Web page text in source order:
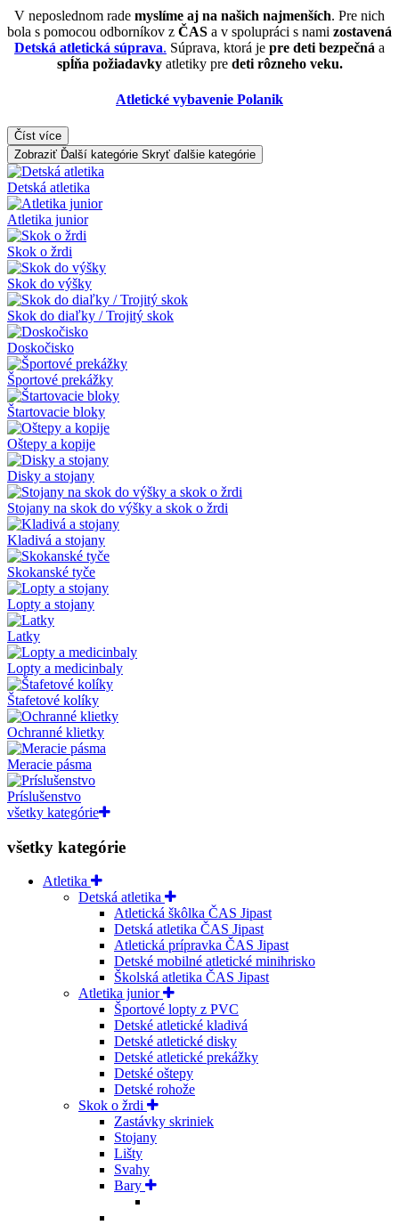
V neposlednom rade myslíme aj na našich najmenších. Pre nich
bola s pomocou odborníkov z ČAS a v spolupráci s nami zostavená
Detská atletická súprava. Súprava, ktorá je pre deti bezpečná a
spĺňa požiadavkyatletiky pre deti rôzneho veku.
Atletické vybavenie Polanik
Číst více
Zobraziť Ďalší kategórie Skryť ďalšie kategórie
Detská atletika
Atletika junior
Skok o žrdi
Skok do výšky
Skok do diaľky / Trojitý skok
Doskočisko
Športové prekážky
Štartovacie bloky
Oštepy a kopije
Disky a stojany
Stojany na skok do výšky a skok o žrdi
Kladivá a stojany
Skokanské tyče
Lopty a stojany
Latky
Lopty a medicinbaly
Štafetové kolíky
Ochranné klietky
Meracie pásma
Príslušenstvo
všetky kategórie
všetky kategórie
Atletika
Detská atletika
Atletická škôlka ČAS Jipast
Detská atletika ČAS Jipast
Atletická prípravka ČAS Jipast
Detské mobilné atletické minihrisko
Školská atletika ČAS Jipast
Atletika junior
Športové lopty z PVC
Detské atletické kladivá
Detské atletické disky
Detské atletické prekážky
Detské oštepy
Detské rohože
Skok o žrdi
Zastávky skriniek
Stojany
Lišty
Svahy
Bary